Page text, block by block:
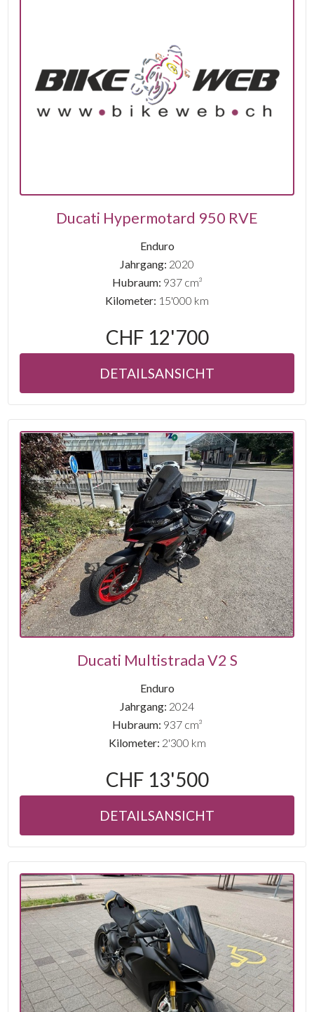
Ducati Hypermotard 950 RVE
Enduro
Jahrgang: 2020
Hubraum: 937 cm³
Kilometer: 15'000 km
CHF 12'700
DETAILSANSICHT
Ducati Multistrada V2 S
Enduro
Jahrgang: 2024
Hubraum: 937 cm³
Kilometer: 2'300 km
CHF 13'500
DETAILSANSICHT